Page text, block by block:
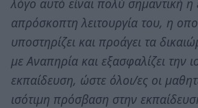
λόγο αυτό είναι πολύ σημαντική
απρόσκοπτη λειτουργία του, η
υποστηρίζει και προάγει τα
με Αναπηρία και εξασφαλίζει την
εκπαίδευση, ώστε όλοι/ες οι
ισότιμη πρόσβαση στην